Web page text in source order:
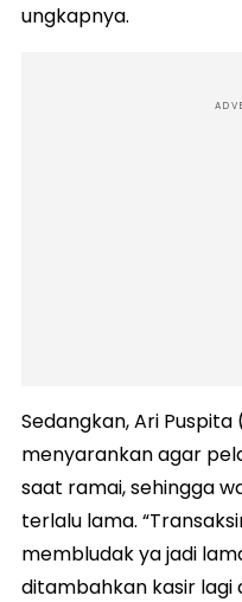
ungkapnya.
Sedangkan, Ari
menyarankan agar
saat ramai, sehingga
terlalu lama.
membludak ya jadi
ditambahkan kasir lagi